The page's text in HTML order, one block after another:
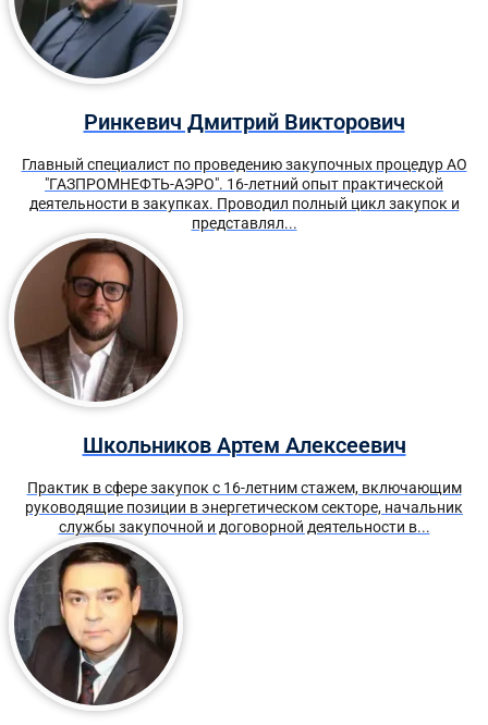
Ринкевич Дмитрий Викторович
Главный специалист по проведению закупочных процедур АО
"ГАЗПРОМНЕФТЬ-АЭРО". 16-летний опыт практической
деятельности в закупках. Проводил полный цикл закупок и
представлял...
Школьников Артем Алексеевич
Практик в сфере закупок с 16-летним стажем, включающим
руководящие позиции в энергетическом секторе, начальник
службы закупочной и договорной деятельности в...